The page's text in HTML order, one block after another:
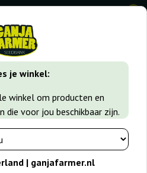
je winkel:
winkel om producten en
die voor jou beschikbaar zijn.
| ganjafarmer.nl
0
Critical Auto Mass